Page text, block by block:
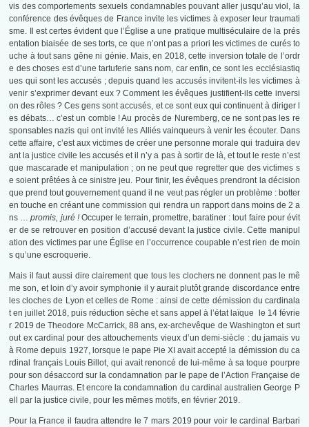
vis des comportements sexuels condamnables pouvant aller jusqu’au viol, la
conférence des évêques de France invite les victimes à exposer leur traumati
sme. Il est certes évident que l’Église a une pratique multiséculaire de la prés
entation biaisée de ses torts, ce que n’ont pas a priori les victimes de curés to
uche à tout sans gêne ni génie. Mais, en 2018, cette inversion totale de l’ordr
e des choses est d’une tartuferie sans nom, car enfin, ce sont les ecclésiastiq
ues qui sont les accusés ; depuis quand les accusés invitent-ils les victimes à
venir s’exprimer devant eux ? Comment les évêques justifient-ils cette inversi
on des rôles ? Ces gens sont accusés, et ce sont eux qui continuent à diriger l
es débats… c’est un comble ! Au procès de Nuremberg, ce ne sont pas les re
sponsables nazis qui ont invité les Alliés vainqueurs à venir les écouter. Dans
cette affaire, c’est aux victimes de créer une personne morale qui traduira dev
ant la justice civile les accusés et il n’y a pas à sortir de là, et tout le reste n’est
que mascarade et manipulation ; on ne peut que regretter que des victimes s
e soient prêtées à ce sinistre jeu. Pour finir, les évêques prendront la décision
que prend tout gouvernement quand il ne veut pas régler un problème : botter
en touche en créant une commission qui rendra un rapport dans moins de 2 a
ns … promis, juré !Occuper le terrain, promettre, baratiner : tout faire pour évit
er de se retrouver en position d’accusé devant la justice civile. Cette manipul
ation des victimes par une Église en l’occurrence coupable n’est rien de moin
s qu’une escroquerie.
Mais il faut aussi dire clairement que tous les clochers ne donnent pas le mê
me son, et loin d’y avoir symphonie il y aurait plutôt grande discordance entre
les cloches de Lyon et celles de Rome : ainsi de cette démission du cardinala
t en juillet 2018, puis réduction sèche et sans appel à l’état laïque le 14 févrie
r 2019 de Theodore McCarrick, 88 ans, ex-archevêque de Washington et surt
out ex cardinal pour des attouchements vieux d’un demi-siècle : du jamais vu
à Rome depuis 1927, lorsque le pape Pie XI avait accepté la démission du ca
rdinal français Louis Billot, qui avait renoncé de lui-même à sa toque pourpre
pour son désaccord sur la condamnation par le pape de l’Action Française de
Charles Maurras. Et encore la condamnation du cardinal australien George P
ell par la justice civile, pour les mêmes motifs, en février 2019.
Pour la France il faudra attendre le 7 mars 2019 pour voir le cardinal Barbari